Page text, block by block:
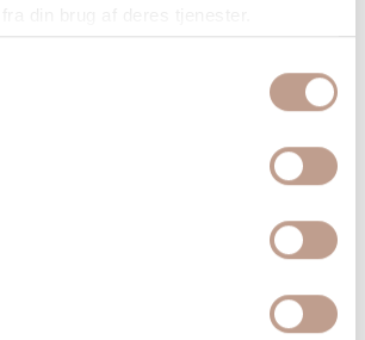
Brug dem fx til halskæder,